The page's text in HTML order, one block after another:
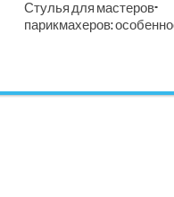
Стулья для мастеров-
парикмахеров: